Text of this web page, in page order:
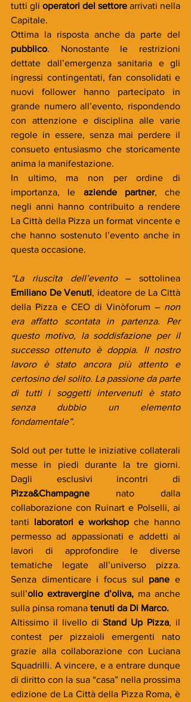
tutti gli operatori del settore arrivati nella
Capitale.
pubblico. Nonostante le restrizioni
dettate dall’emergenza sanitaria e gli
ingressi contingentati, fan consolidati e
nuovi follower hanno partecipato in
grande numero all’evento, rispondendo
con attenzione e disciplina alle varie
regole in essere, senza mai perdere il
consueto entusiasmo che storicamente
anima la manifestazione.
In ultimo, ma non per ordine di
importanza, le aziende partner, che
negli anni hanno contribuito a rendere
La Città della Pizza un format vincente e
che hanno sostenuto l’evento anche in
questa occasione.
“La riuscita dell’evento
Emiliano De Venuti, ideatore de La Città
della Pizza e CEO di Vinòforum – non
era affatto scontata in partenza. Per
questo motivo, la soddisfazione per il
successo ottenuto è doppia. Il nostro
lavoro è stato ancora più attento e
certosino del solito. La passione da parte
di tutti i soggetti intervenuti è stato
senza dubbio un elemento
fondamentale”.
Sold out per tutte le iniziative collaterali
messe in piedi durante la tre giorni.
Pizza&Champagne nato dalla
collaborazione con Ruinart e Polselli, ai
tanti laboratori e workshop che hanno
permesso ad appassionati e addetti ai
lavori di approfondire le diverse
tematiche legate all’universo pizza.
Senza dimenticare i focus sul pane e
sull’olio extravergine d’oliva, ma anche
sulla pinsa romana tenuti da Di Marco.
Altissimo il livello di Stand Up Pizza, il
contest per pizzaioli emergenti nato
grazie alla collaborazione con Luciana
Squadrilli. A vincere, e a entrare dunque
di diritto con la sua “casa” nella prossima
edizione de La Città della Pizza Roma, è